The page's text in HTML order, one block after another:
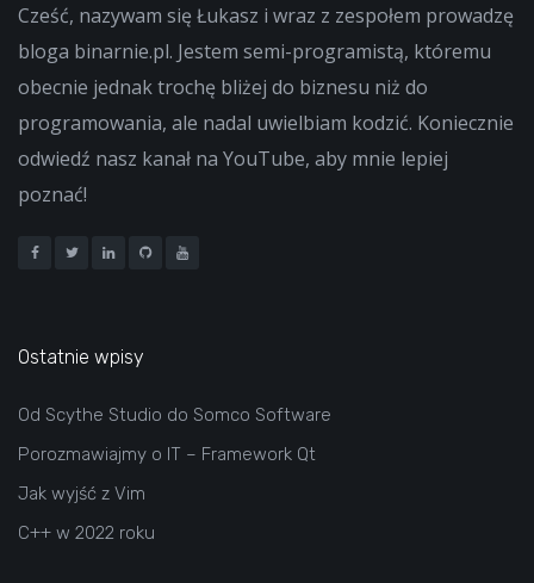
Cześć, nazywam się Łukasz i wraz z zespołem prowadzę
bloga binarnie.pl. Jestem semi-programistą, któremu
obecnie jednak trochę bliżej do biznesu niż do
programowania, ale nadal uwielbiam kodzić. Koniecznie
odwiedź nasz kanał na YouTube, aby mnie lepiej
poznać!
Ostatnie wpisy
Od Scythe Studio do Somco Software
Porozmawiajmy o IT – Framework Qt
Jak wyjść z Vim
C++ w 2022 roku